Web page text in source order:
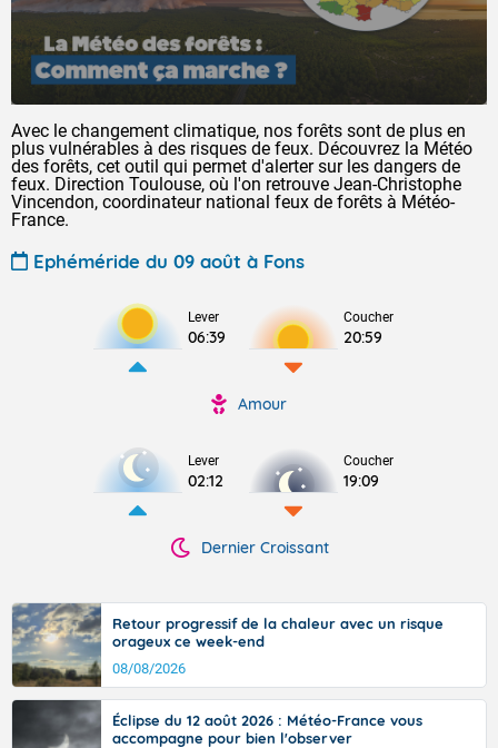
Avec le changement climatique, nos forêts sont de plus en
plus vulnérables à des risques de feux. Découvrez la Météo
des forêts, cet outil qui permet d'alerter sur les dangers de
feux. Direction Toulouse, où l'on retrouve Jean-Christophe
Vincendon, coordinateur national feux de forêts à Météo-
France.
Ephéméride du 09 août à Fons
Lever
06:39
Coucher
20:59
Amour
Lever
02:12
Coucher
19:09
Dernier Croissant
Retour progressif de la chaleur avec un risque
orageux ce week-end
08/08/2026
Éclipse du 12 août 2026 : Météo-France vous
accompagne pour bien l'observer